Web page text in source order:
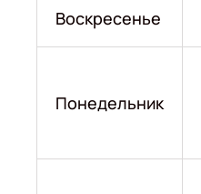
Воскресенье
Понедельник